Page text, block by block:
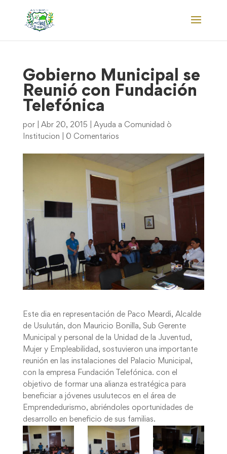
Gobierno Municipal se
Reunió con Fundación
Telefónica
por Abr 20, 2015
Ayuda a Comunidad ò
Institucion
0 Comentarios
Este dia en representación de Paco Meardi, Alcalde
de Usulután, don Mauricio Bonilla, Sub Gerente
Municipal y personal de la Unidad de la Juventud,
Mujer y Empleabilidad, sostuvieron una importante
reunión en las instalaciones del Palacio Municipal,
con la empresa Fundación Telefónica. con el
objetivo de formar una alianza estratégica para
beneficiar a jóvenes usulutecos en el área de
Emprendedurismo, abriéndoles oportunidades de
desarrollo en beneficio de sus familias.